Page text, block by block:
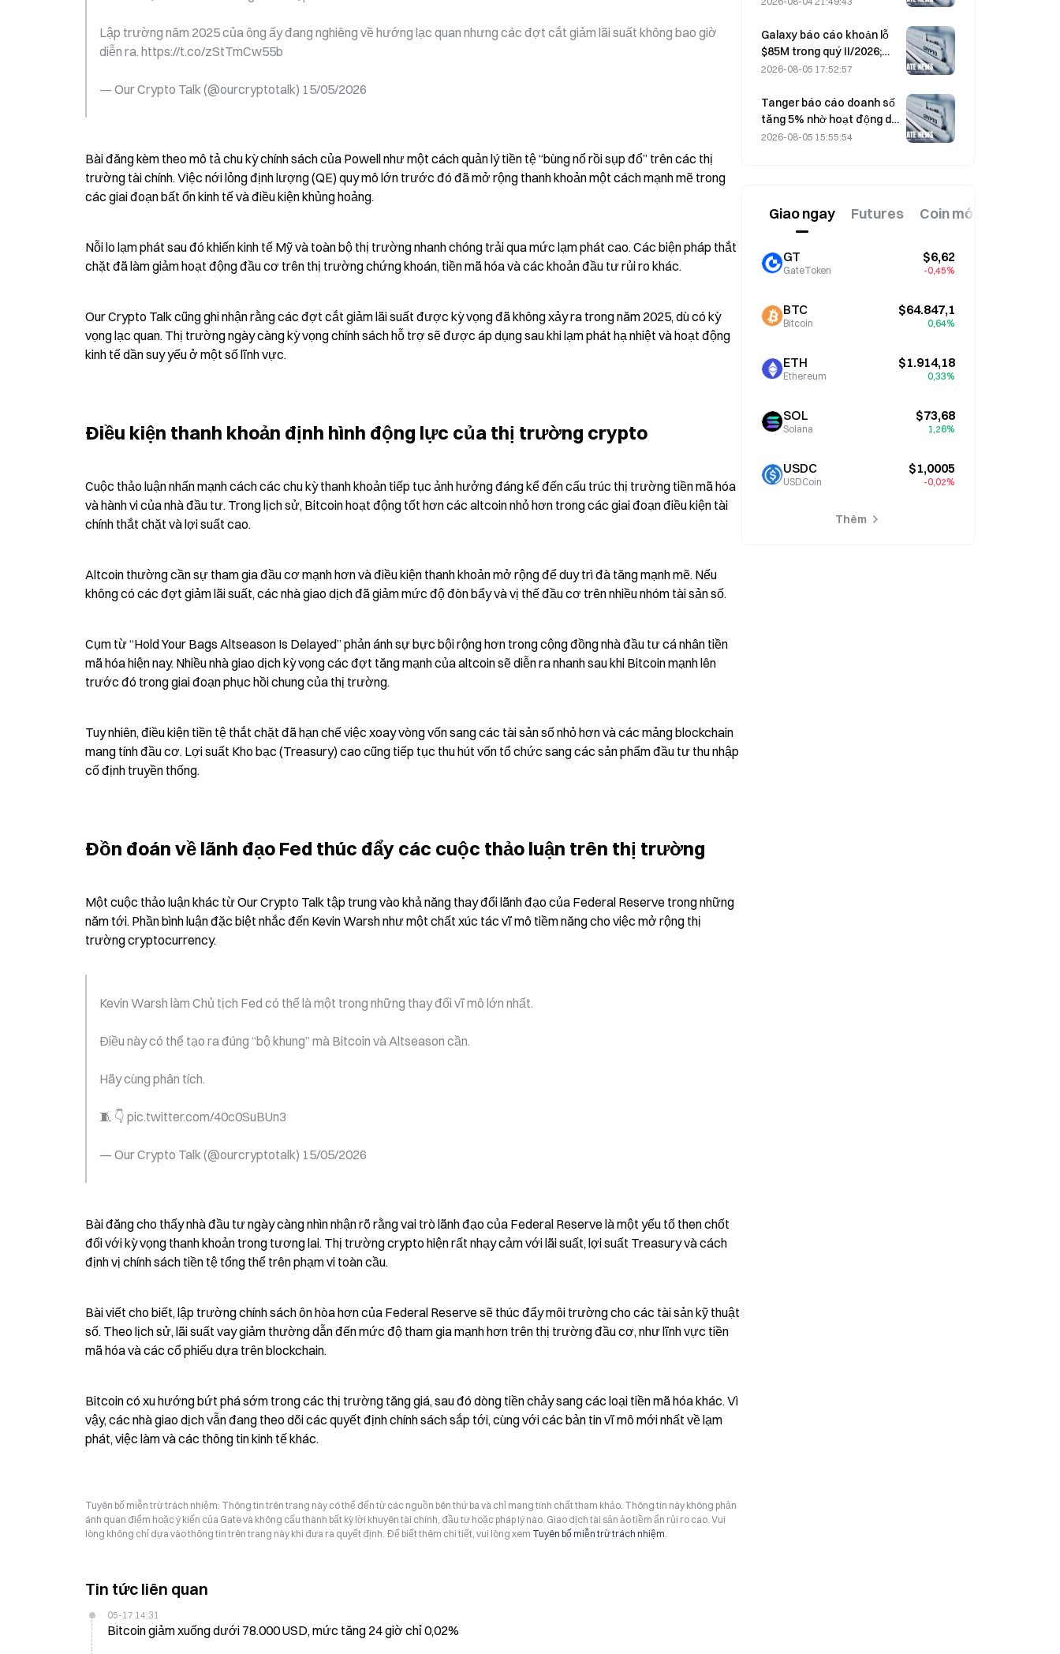
Lập trường năm 2025 của ông ấy đang nghiêng về hướng lạc quan nhưng các đợt cắt giảm lãi suất không bao giờ
diễn ra. https://t.co/zStTmCw55b
— Our Crypto Talk (@ourcryptotalk) 15/05/2026
Bài đăng kèm theo mô tả chu kỳ chính sách của Powell như một cách quản lý tiền tệ “bùng nổ rồi sụp đổ” trên các thị
trường tài chính. Việc nới lỏng định lượng (QE) quy mô lớn trước đó đã mở rộng thanh khoản một cách mạnh mẽ trong
các giai đoạn bất ổn kinh tế và điều kiện khủng hoảng.
Nỗi lo lạm phát sau đó khiến kinh tế Mỹ và toàn bộ thị trường nhanh chóng trải qua mức lạm phát cao. Các biện pháp thắt
chặt đã làm giảm hoạt động đầu cơ trên thị trường chứng khoán, tiền mã hóa và các khoản đầu tư rủi ro khác.
Our Crypto Talk cũng ghi nhận rằng các đợt cắt giảm lãi suất được kỳ vọng đã không xảy ra trong năm 2025, dù có kỳ
vọng lạc quan. Thị trường ngày càng kỳ vọng chính sách hỗ trợ sẽ được áp dụng sau khi lạm phát hạ nhiệt và hoạt động
kinh tế dần suy yếu ở một số lĩnh vực.
Điều kiện thanh khoản định hình động lực của thị trường crypto
Cuộc thảo luận nhấn mạnh cách các chu kỳ thanh khoản tiếp tục ảnh hưởng đáng kể đến cấu trúc thị trường tiền mã hóa
và hành vi của nhà đầu tư. Trong lịch sử, Bitcoin hoạt động tốt hơn các altcoin nhỏ hơn trong các giai đoạn điều kiện tài
chính thắt chặt và lợi suất cao.
Altcoin thường cần sự tham gia đầu cơ mạnh hơn và điều kiện thanh khoản mở rộng để duy trì đà tăng mạnh mẽ. Nếu
không có các đợt giảm lãi suất, các nhà giao dịch đã giảm mức độ đòn bẩy và vị thế đầu cơ trên nhiều nhóm tài sản số.
Cụm từ “Hold Your Bags Altseason Is Delayed” phản ánh sự bực bội rộng hơn trong cộng đồng nhà đầu tư cá nhân tiền
mã hóa hiện nay. Nhiều nhà giao dịch kỳ vọng các đợt tăng mạnh của altcoin sẽ diễn ra nhanh sau khi Bitcoin mạnh lên
trước đó trong giai đoạn phục hồi chung của thị trường.
Tuy nhiên, điều kiện tiền tệ thắt chặt đã hạn chế việc xoay vòng vốn sang các tài sản số nhỏ hơn và các mảng blockchain
mang tính đầu cơ. Lợi suất Kho bạc (Treasury) cao cũng tiếp tục thu hút vốn tổ chức sang các sản phẩm đầu tư thu nhập
cố định truyền thống.
Đồn đoán về lãnh đạo Fed thúc đẩy các cuộc thảo luận trên thị trường
Một cuộc thảo luận khác từ Our Crypto Talk tập trung vào khả năng thay đổi lãnh đạo của Federal Reserve trong những
năm tới. Phần bình luận đặc biệt nhắc đến Kevin Warsh như một chất xúc tác vĩ mô tiềm năng cho việc mở rộng thị
trường cryptocurrency.
Kevin Warsh làm Chủ tịch Fed có thể là một trong những thay đổi vĩ mô lớn nhất.
Điều này có thể tạo ra đúng “bộ khung” mà Bitcoin và Altseason cần.
Hãy cùng phân tích.
🧵 👇 pic.twitter.com/40c0SuBUn3
— Our Crypto Talk (@ourcryptotalk) 15/05/2026
Bài đăng cho thấy nhà đầu tư ngày càng nhìn nhận rõ rằng vai trò lãnh đạo của Federal Reserve là một yếu tố then chốt
đối với kỳ vọng thanh khoản trong tương lai. Thị trường crypto hiện rất nhạy cảm với lãi suất, lợi suất Treasury và cách
định vị chính sách tiền tệ tổng thể trên phạm vi toàn cầu.
Bài viết cho biết, lập trường chính sách ôn hòa hơn của Federal Reserve sẽ thúc đẩy môi trường cho các tài sản kỹ thuật
số. Theo lịch sử, lãi suất vay giảm thường dẫn đến mức độ tham gia mạnh hơn trên thị trường đầu cơ, như lĩnh vực tiền
mã hóa và các cổ phiếu dựa trên blockchain.
Bitcoin có xu hướng bứt phá sớm trong các thị trường tăng giá, sau đó dòng tiền chảy sang các loại tiền mã hóa khác. Vì
vậy, các nhà giao dịch vẫn đang theo dõi các quyết định chính sách sắp tới, cùng với các bản tin vĩ mô mới nhất về lạm
phát, việc làm và các thông tin kinh tế khác.
Tuyên bố miễn trừ trách nhiệm: Thông tin trên trang này có thể đến từ các nguồn bên thứ ba và chỉ mang tính chất tham khảo. Thông tin này không phản
ánh quan điểm hoặc ý kiến của Gate và không cấu thành bất kỳ lời khuyên tài chính, đầu tư hoặc pháp lý nào. Giao dịch tài sản ảo tiềm ẩn rủi ro cao. Vui
lòng không chỉ dựa vào thông tin trên trang này khi đưa ra quyết định. Để biết thêm chi tiết, vui lòng xem Tuyên bố miễn trừ trách nhiệm.
Tin tức liên quan
05-17 14:31
Bitcoin giảm xuống dưới 78.000 USD, mức tăng 24 giờ chỉ 0,02%
trường biến động
Galaxy báo cáo khoản lỗ
$85M trong quý II/2026;
doanh thu thấp hơn dự
phiếu giảm 7,23%
2026-08-05 17:52:57
Tanger báo cáo doanh số
tăng 5% nhờ hoạt động du
lịch mùa World Cup trong
2026-08-05 15:55:54
Giao ngay Futures Coin mới
GT
GateToken
$6,62
-0,45%
BTC
Bitcoin
$64.847,1
0,64%
ETH
Ethereum
$1.914,18
0,33%
SOL
Solana
$73,68
1,26%
USDC
USDCoin
$1,0005
-0,02%
Thêm